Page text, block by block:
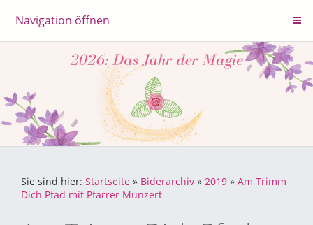
Navigation öffnen
Sie sind hier: Startseite » Biderarchiv » 2019 » Am Trimm
Dich Pfad mit Pfarrer Munzert